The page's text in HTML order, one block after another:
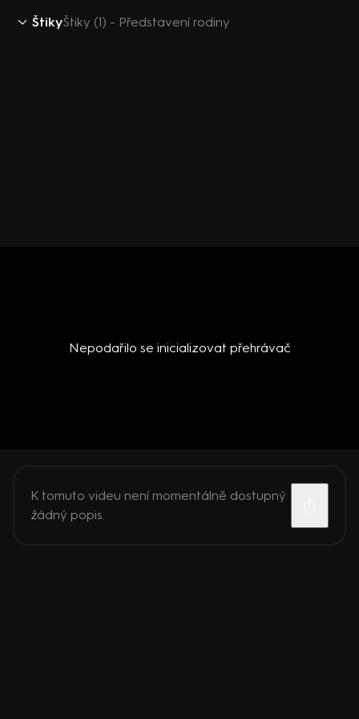
ŠtikyŠtiky (1) - Představení rodiny
Nepodařilo se inicializovat přehrávač
K tomuto videu není momentálně dostupný
žádný popis.